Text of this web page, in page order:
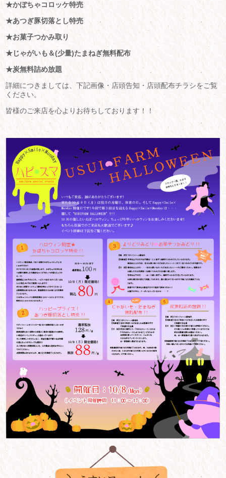
★かぼちゃコロッケ特売
★あつぎ豚切落とし特売
★お菓子つかみ取り
★じゃがいも＆(少量)たまねぎ無料配布
★炭無料詰め放題
詳細につきましては、下記画像・店頭告知・店頭配布チラシをご覧
ください。
皆様のご来店を心よりお待ちしております！！